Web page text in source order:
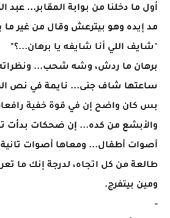
أول ما دخلنا من بوابة المقابر... عبد
مد إيده وهو بيترعش وقال من غير ما
"شايف اللي أنا شايفه يا برهان...؟"
برهان ما ردش، وشه شحب...
ساعتها شاف جنى... نايمة في نص
بس كان واضح إن في قوة خفية
والأبشع من كده... إن ضحكات بدأت
أصوات أطفال... ومعاها أصوات
طالعة من كل اتجاه، لدرجة إنك ما
ومين بيتفرج.
-